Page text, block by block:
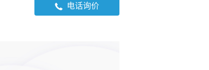
电话询价